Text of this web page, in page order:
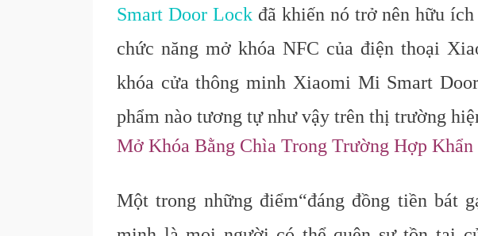
Smart Door Lockđã khiến nó trở nên hữu
chức năng mở khóa NFC của điện thoại
khóa cửa thông minh Xiaomi Mi Smart
phẩm nào tương tự như vậy trên thị trường
Mở Khóa Bằng Chìa Trong Trường Hợp Khẩn
Một trong những điểm“đáng đồng tiền bát